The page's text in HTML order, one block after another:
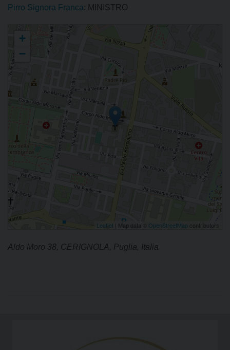
Pirro Signora Franca: MINISTRO
Ordine Francescano Secolare d'Italia SS. Nome di Gesù
+
−
Leaflet | Map data © OpenStreetMap contributors
Aldo Moro 38, CERIGNOLA, Puglia, Italia